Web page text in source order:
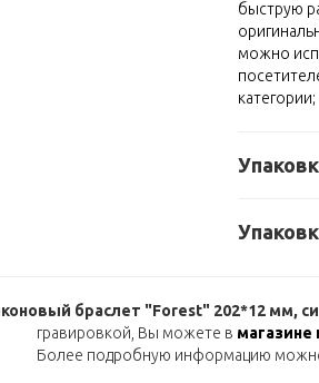
быструю
можно
браслет "Forest" 202*12 мм,
гравировкой, Вы можете в магазине
Более подробную информацию